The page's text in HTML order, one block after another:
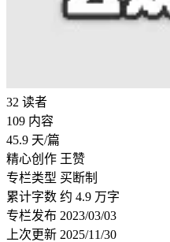
32 读者
109 内容
45.9 天/篇
精心创作 王赞
专栏类型 买断制
累计字数 约 4.9 万字
专栏发布 2023/03/03
上次更新 2025/11/30